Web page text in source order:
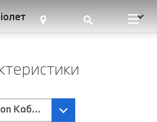
Кабріолет